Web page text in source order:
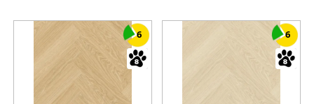
6 6